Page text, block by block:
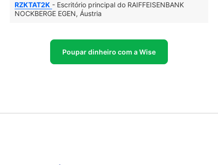
RZKTAT2K - Escritório principal do RAIFFEISENBANK
NOCKBERGE EGEN, Áustria
Poupar dinheiro com a Wise